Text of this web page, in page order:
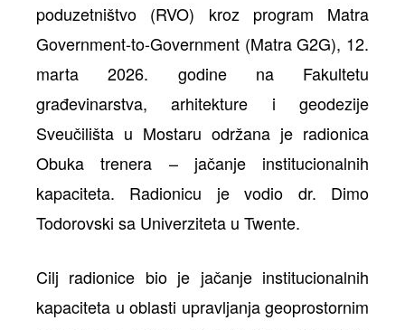
poduzetništvo (RVO) kroz program Matra
Government-to-Government (Matra G2G), 12.
marta 2026. godine na Fakultetu
građevinarstva, arhitekture i geodezije
Sveučilišta u Mostaru održana je radionica
Obuka trenera – jačanje institucionalnih
kapaciteta. Radionicu je vodio dr. Dimo
Todorovski sa Univerziteta u Twente.
Cilj radionice bio je jačanje institucionalnih
kapaciteta u oblasti upravljanja geoprostornim